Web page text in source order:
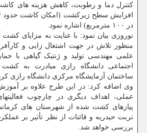
کنترل دما و رطوبت، کاهش هزینه های
در ۱۰۰ مترمربع) اشاره نمود.
نوروزی بیان نمود: با عنایت به مزایای کشت
منظور تلاش در جهت اشتغال زایی و
علمی مهندسی تولید و ژنتیک گیاهی با
اجتماعی دانشگاه رازی مبادرت به
ساختمان آزمایشگاه مرکزی دانشگاه رازی
وی اضافه کرد: در این طرح علاوه بر
عملی، اهداف دیگری در چارچوب
پیازهای کشت شده از شهرستان های
تربت حیدریه و قائنات از نظر تأثیر بر
بررسی خواهد شد.